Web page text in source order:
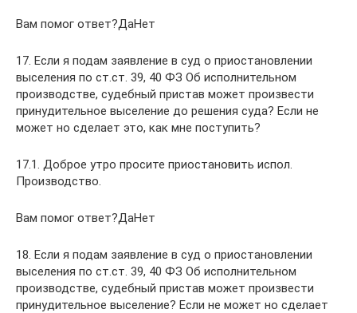
Вам помог ответ?ДаНет
17. Если я подам заявление в суд о приостановлении
выселения по ст.ст. 39, 40 ФЗ Об исполнительном
производстве, судебный пристав может произвести
принудительное выселение до решения суда? Если не
может но сделает это, как мне поступить?
17.1. Доброе утро просите приостановить испол.
Производство.
Вам помог ответ?ДаНет
18. Если я подам заявление в суд о приостановлении
выселения по ст.ст. 39, 40 ФЗ Об исполнительном
производстве, судебный пристав может произвести
принудительное выселение? Если не может но сделает